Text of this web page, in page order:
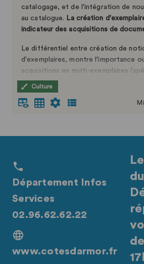
catalogage, et de l'intégration de
au catalogue. La création
indicateur des acquisitions de
Le différentiel entre création de
d'exemplaires, montre l'importance
acquisitions en multi-exemplaires
Bibliothèque Départementale
Le format des données évolue, vous
collections par type de documents -
Culture
Département Infos
Services
02.96.62.62.22
www.cotesdarmor.fr
du